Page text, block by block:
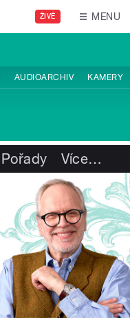
ŽIVĚ MENU
AUDIOARCHIV KAMERY
Pořady Více…